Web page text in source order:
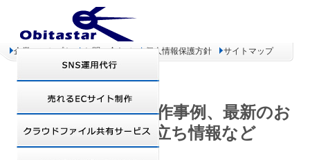
企業コンセプト お問い合わせ 個人情報保護方針 サイトマップ
オビタスター 制作事例、最新のお
得情報、お役立ち情報など